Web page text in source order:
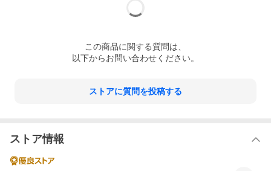
この商品に関する質問は、
以下からお問い合わせください。
ストアに質問を投稿する
ストア情報